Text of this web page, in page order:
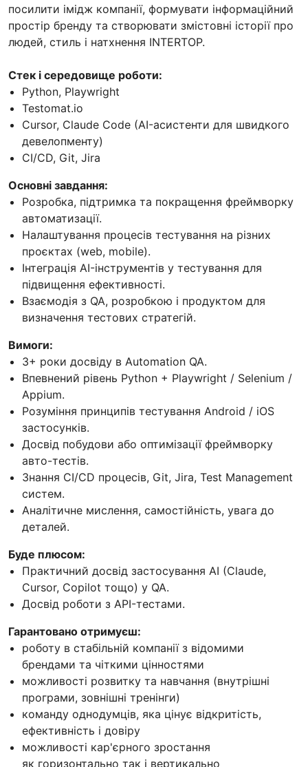
посилити імідж компанії, формувати інформаційний
простір бренду та створювати змістовні історії про
людей, стиль і натхнення INTERTOP.
Стек і середовище роботи:
Python, Playwright
Testomat.io
Cursor, Claude Code (AI-асистенти для швидкого
девелопменту)
CI/CD, Git, Jira
Основні завдання:
Розробка, підтримка та покращення фреймворку
автоматизації.
Налаштування процесів тестування на різних
проєктах (web, mobile).
Інтеграція AI-інструментів у тестування для
підвищення ефективності.
Взаємодія з QA, розробкою і продуктом для
визначення тестових стратегій.
Вимоги:
3+ роки досвіду в Automation QA.
Впевнений рівень Python + Playwright / Selenium /
Appium.
Розуміння принципів тестування Android / iOS
застосунків.
Досвід побудови або оптимізації фреймворку
авто-тестів.
Знання CI/CD процесів, Git, Jira, Test Management
систем.
Аналітичне мислення, самостійність, увага до
деталей.
Буде плюсом:
Практичний досвід застосування AI (Claude,
Cursor, Copilot тощо) у QA.
Досвід роботи з API-тестами.
Гарантовано отримуєш:
роботу в стабільній компанії з відомими
брендами та чіткими цінностями
можливості розвитку та навчання (внутрішні
програми, зовнішні тренінги)
команду однодумців, яка цінує відкритість,
ефективність і довіру
можливості кар'єрного зростання
як горизонтально так і вертикально